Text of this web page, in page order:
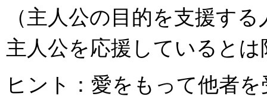
（主人公の目的を支援す
主人公を応援していると
ヒント：愛をもって他者